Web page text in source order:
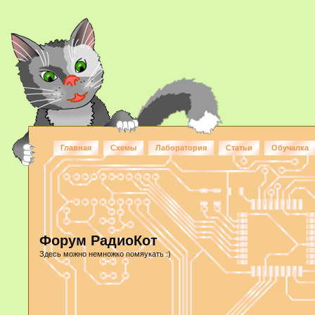
Главная Схемы Лаборатория Статьи Обучалка
Форум РадиоКот
Здесь можно немножко помяукать :)